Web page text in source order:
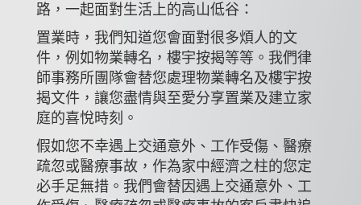
路，一起面對生活上的高山低谷：
置業時，我們知道您會面對很多煩人的文
件，例如物業轉名，樓宇按揭等等。我們律
師事務所團隊會替您處理物業轉名及樓宇按
揭文件，讓您盡情與至愛分享置業及建立家
庭的喜悅時刻。
假如您不幸遇上交通意外、工作受傷、醫療
疏忽或醫療事故，作為家中經濟之柱的您定
必手足無措。我們會替因遇上交通意外、工